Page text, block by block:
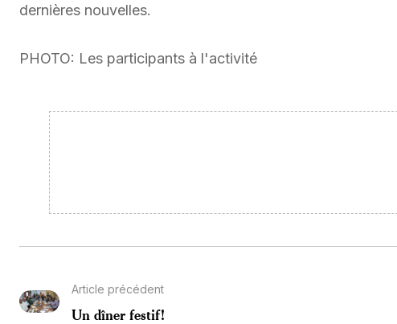
dernières nouvelles.
PHOTO: Les participants à l'activité
Article précédent
Un dîner festif!